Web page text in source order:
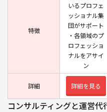
特徴
いるプロフェ
ッショナル集
団がサポート
・各領域のプ
ロフェッショ
ナルをアサイ
ン
詳細 詳細を見る
コンサルティングと運営